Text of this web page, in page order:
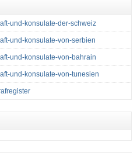
und-konsulate-der-schweiz
und-konsulate-von-serbien
und-konsulate-von-bahrain
und-konsulate-von-tunesien